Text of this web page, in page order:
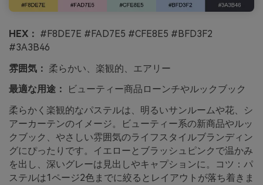
HEX： #F8DE7E #FAD7E5 #CFE8E5 #BFD3F2
#3A3B46
雰囲気： 柔らかい、楽観的、エアリー
最適な用途：
ビューティー商品ローンチやルックブック
柔らかく楽観的なパステルは、明るいサンルームや花、シ
アーカーテンのイメージ。ビューティー系の新商品やルッ
クブック、やさしい雰囲気のライフスタイルブランディン
グにぴったりです。イエローとブラッシュピンクで温かみ
を出し、深いグレーは見出しやキャプションに。コツ：パ
ステルは1ページ2色までに絞るとレイアウトが落ち着きま